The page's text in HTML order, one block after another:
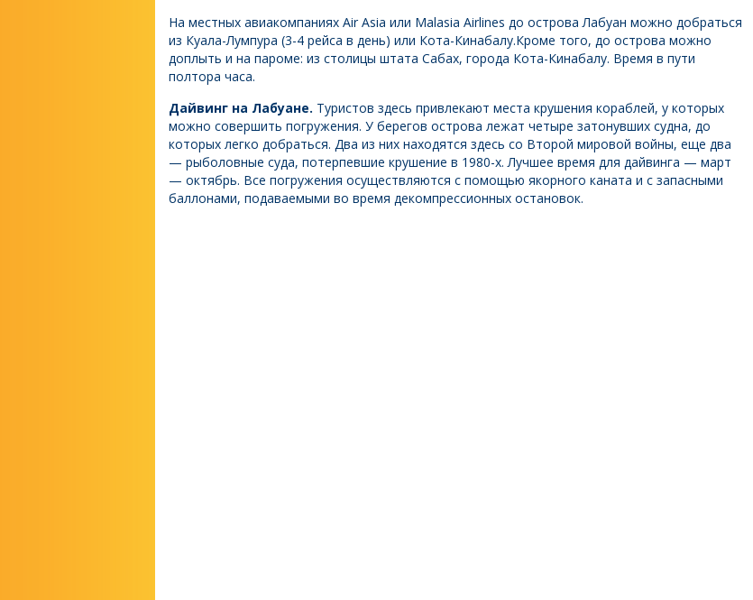
На местных авиакомпаниях Air Asia или Malasia Airlines до острова Лабуан можно добраться
из Куала-Лумпура (3-4 рейса в день) или Кота-Кинабалу.Кроме того, до острова можно
доплыть и на пароме: из столицы штата Сабах, города Кота-Кинабалу. Время в пути
полтора часа.
Дайвинг на Лабуане. Туристов здесь привлекают места крушения кораблей, у которых
можно совершить погружения. У берегов острова лежат четыре затонувших судна, до
которых легко добраться. Два из них находятся здесь со Второй мировой войны, еще два
— рыболовные суда, потерпевшие крушение в 1980-х. Лучшее время для дайвинга — март
— октябрь. Все погружения осуществляются с помощью якорного каната и с запасными
баллонами, подаваемыми во время декомпрессионных остановок.